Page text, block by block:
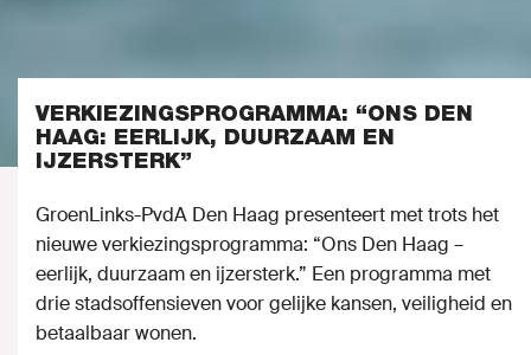
VERKIEZINGSPROGRAMMA: “ONS DEN
HAAG: EERLIJK, DUURZAAM EN
IJZERSTERK”
GroenLinks-PvdA Den Haag presenteert met trots het
nieuwe verkiezingsprogramma: “Ons Den Haag –
eerlijk, duurzaam en ijzersterk.” Een programma met
drie stadsoffensieven voor gelijke kansen, veiligheid en
betaalbaar wonen.